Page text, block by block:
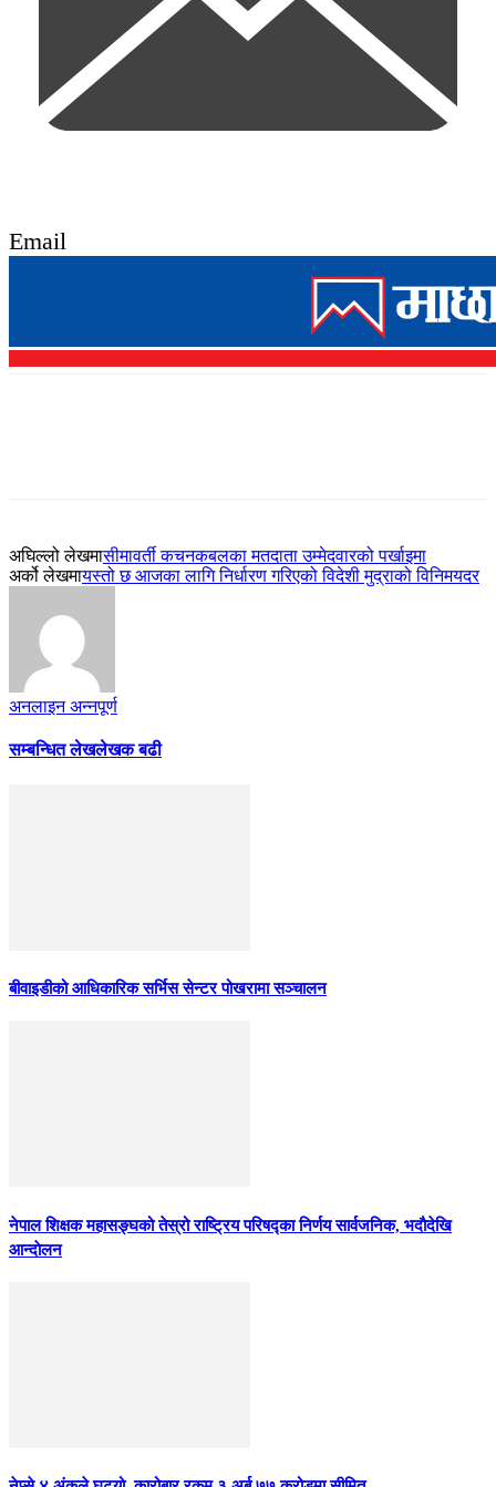
Email
अघिल्लो लेखमासीमावर्ती कचनकबलका मतदाता उम्मेदवारको पर्खाइमा
अर्को लेखमायस्तो छ आजका लागि निर्धारण गरिएको विदेशी मुद्राको विनिमयदर
अनलाइन अन्नपूर्ण
सम्बन्धित लेखलेखक बढी
बीवाइडीको आधिकारिक सर्भिस सेन्टर पोखरामा सञ्चालन
नेपाल शिक्षक महासङ्घको तेस्रो राष्ट्रिय परिषद्का निर्णय सार्वजनिक, भदाैदेखि
आन्दाेलन